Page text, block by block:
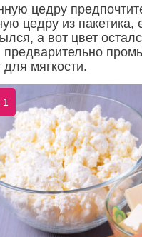
цедру
цедру из пакетика,
а вот цвет
для мягкости.